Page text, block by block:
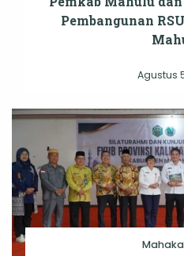
Pembangunan
Agustus